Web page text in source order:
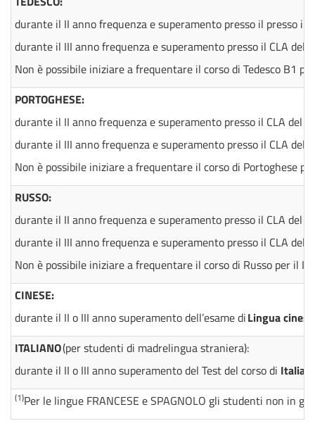
durante il II anno frequenza e superamento presso il presso il
durante il III anno frequenza e superamento presso il CLA del
Non è possibile iniziare a frequentare il corso di Tedesco B1
PORTOGHESE:
durante il II anno frequenza e superamento presso il CLA del
durante il III anno frequenza e superamento presso il CLA del
Non è possibile iniziare a frequentare il corso di Portoghese
RUSSO:
durante il II anno frequenza e superamento presso il CLA del
durante il III anno frequenza e superamento presso il CLA del
Non è possibile iniziare a frequentare il corso di Russo per il
CINESE:
durante il II o III anno superamento dell’esame diLingua
ITALIANO(per studenti di madrelingua straniera):
durante il II o III anno superamento del Test del corso di
(1)Per le lingue FRANCESE e SPAGNOLO gli studenti non in